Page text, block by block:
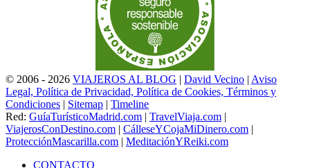
© 2006 - 2026 VIAJEROS AL BLOG | David Vecino | Aviso
Legal, Política de Privacidad, Política de Cookies, Términos y
Condiciones | Sitemap | Timeline
Red: GuíaTurísticoMadrid.com | TravelViaja.com |
ViajerosConDestino.com | CálleseYCojaMiDinero.com |
ProtecciónMascarilla.com | MeditaciónYReiki.com
CONTACTO